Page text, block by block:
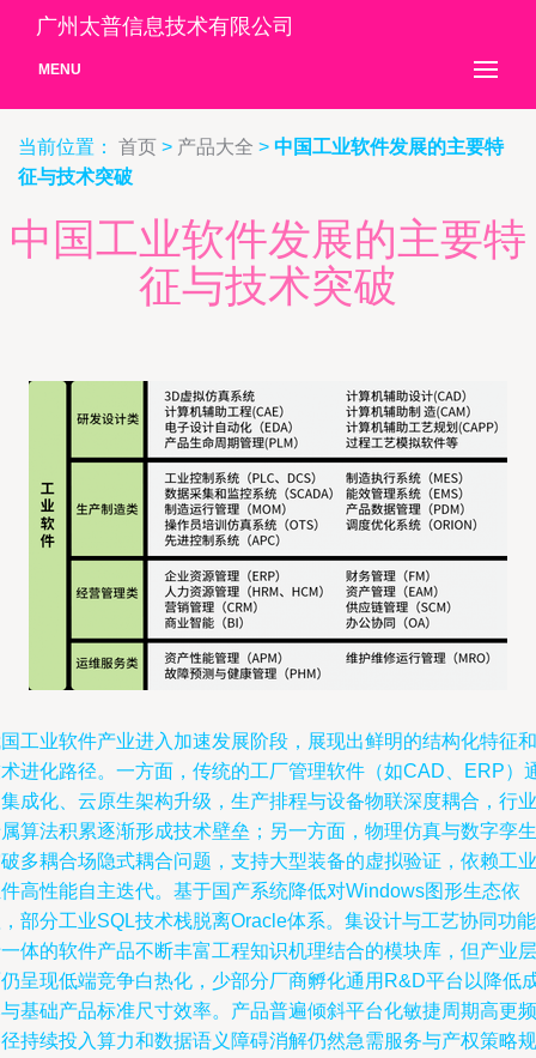
广州太普信息技术有限公司
MENU
当前位置： 首页 > 产品大全 > 中国工业软件发展的主要特
征与技术突破
中国工业软件发展的主要特
征与技术突破
工业软件产业进入加速发展阶段，展现出鲜明的结构化特征和
进化路径。一方面，传统的工厂管理软件（如CAD、ERP）
成化、云原生架构升级，生产排程与设备物联深度耦合，行业
算法积累逐渐形成技术壁垒；另一方面，物理仿真与数字孪生
多耦合场隐式耦合问题，支持大型装备的虚拟验证，依赖工
高性能自主迭代。基于国产系统降低对Windows图形生态依
部分工业SQL技术栈脱离Oracle体系。集设计与工艺协同功能
体的软件产品不断丰富工程知识机理结合的模块库，但产业层
呈现低端竞争白热化，少部分厂商孵化通用R&D平台以降低
基础产品标准尺寸效率。产品普遍倾斜平台化敏捷周期高更频
持续投入算力和数据语义障碍消解仍然急需服务与产权策略规